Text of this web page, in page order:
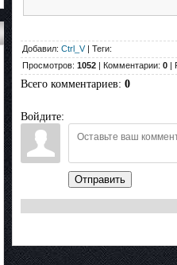
Добавил: Ctrl_V| Теги:
Просмотров: 1052 | Комментарии: 0 |
Всего комментариев: 0
Войдите:
Отправить